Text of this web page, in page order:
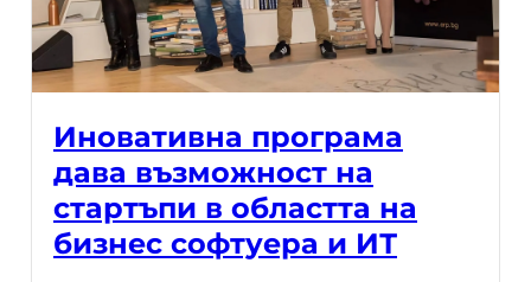
Иновативна програма
дава възможност на
стартъпи в областта на
бизнес софтуера и ИТ